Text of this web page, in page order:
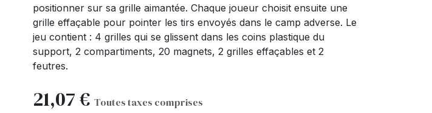
positionner sur sa grille aimantée. Chaque joueur choisit ensuite une
grille effaçable pour pointer les tirs envoyés dans le camp adverse. Le
jeu contient : 4 grilles qui se glissent dans les coins plastique du
support, 2 compartiments, 20 magnets, 2 grilles effaçables et 2
feutres.
21,07€ Toutes taxes comprises